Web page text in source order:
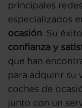
principales
especializados
ocasión . Su
confianza y
que han
para adquirir su
coches de
junto con un